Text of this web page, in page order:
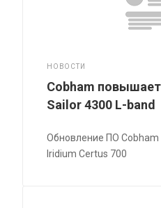
НОВОСТИ
Cobham
Sailor 4300 L-band
Обновление ПО Cobham
Iridium Certus 700